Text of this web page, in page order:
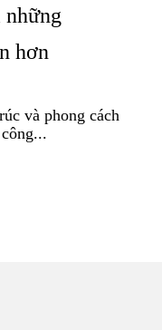
những
hơn
và phong cách